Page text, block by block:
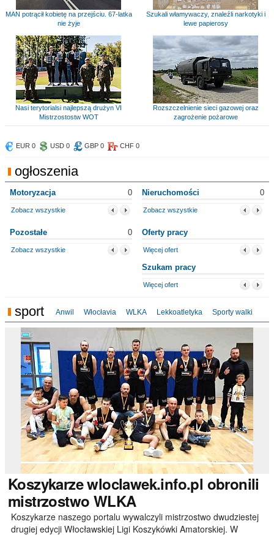
MAN potrącił kobietę na przejściu. 67-latka
nie żyje
Szukali włamywaczy, znaleźli narkotyki i
lewe papierosy
Nasi terytorialsi najlepszą drużyn VI
Mistrzostostw WOT
Rozszczelnienie sieci gazowej oraz
zagrożenie pożarowe
EUR 0 USD 0 GBP 0 CHF 0
ogłoszenia
Motoryzacja 0
Zobacz wszystkie
Nieruchomości 0
Zobacz wszystkie
Pozostałe 0
Zobacz wszystkie
Oferty pracy
Więcej ofert
Szukam pracy
Więcej ofert
sport Anwil Włocłavia WLKA Lekkoatletyka Sporty walki
Koszykarzewloclawek.info.pl obronili
mistrzostwo WLKA
Koszykarze naszego portalu wywalczyli mistrzostwo dwudziestej
drugiej edycji Włocławskiej Ligi Koszykówki Amatorskiej. W